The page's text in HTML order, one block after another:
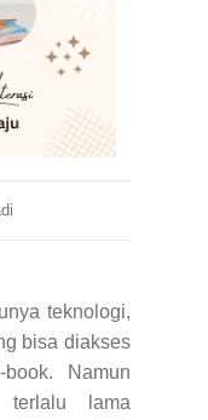
teknologi,
bisa diakses
Namun
lama